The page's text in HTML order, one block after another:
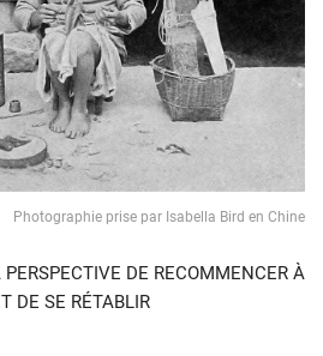
Photographie prise par Isabella Bird en Chine
DE RECOMMENCER À
DE SE RÉTABLIR